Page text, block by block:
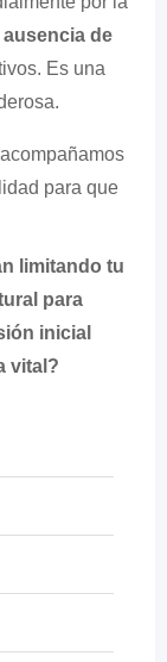
de
Es una
para que
limitando tu
para
inicial
vital?